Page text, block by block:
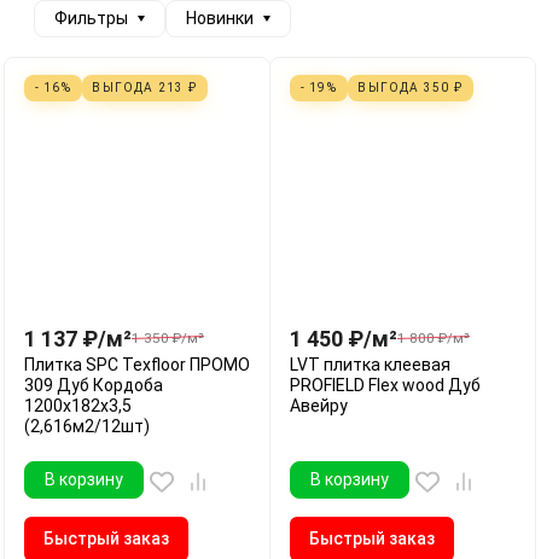
Фильтры Новинки
- 16% ВЫГОДА 213 ₽
1 137 ₽/м²1 350 ₽/м²
Плитка SPC Texfloor ПРОМО
309 Дуб Кордоба
1200х182х3,5
(2,616м2/12шт)
В корзину
Быстрый заказ
- 19% ВЫГОДА 350 ₽
1 450 ₽/м²1 800 ₽/м²
LVT плитка клеевая
PROFIELD Flex wood Дуб
Авейру
В корзину
Быстрый заказ